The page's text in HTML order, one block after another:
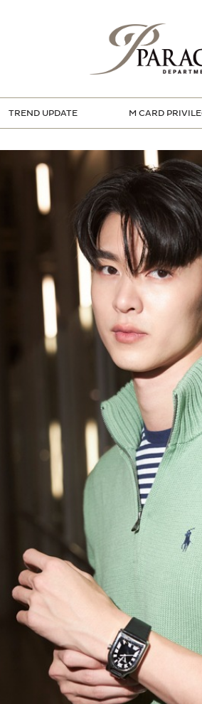
TREND UPDATE M CARD